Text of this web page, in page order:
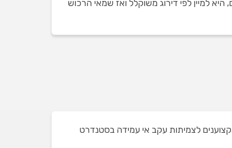
למיין לפי דירוג משוקלל ואז שמאי הרכוש
חלקם הוצאנו מהמקצוענים לצמיתות עקב אי עמידה בסטנדרט